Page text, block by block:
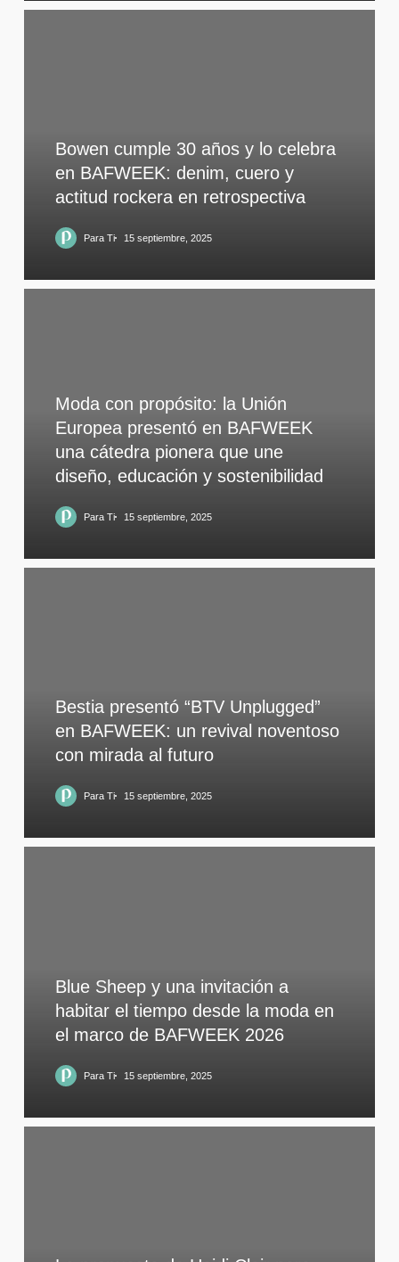
Bowen cumple 30 años y lo celebra
en BAFWEEK: denim, cuero y
actitud rockera en retrospectiva
Para Ti 15 septiembre, 2025
Moda con propósito: la Unión
Europea presentó en BAFWEEK
una cátedra pionera que une
diseño, educación y sostenibilidad
Para Ti 15 septiembre, 2025
Bestia presentó “BTV Unplugged”
en BAFWEEK: un revival noventoso
con mirada al futuro
Para Ti 15 septiembre, 2025
Blue Sheep y una invitación a
habitar el tiempo desde la moda en
el marco de BAFWEEK 2026
Para Ti 15 septiembre, 2025